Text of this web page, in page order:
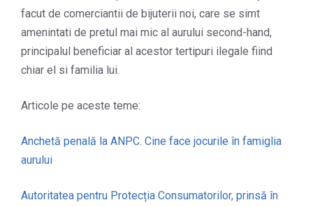
facut de comerciantii de bijuterii noi, care se simt
amenintati de pretul mai mic al aurului second-hand,
principalul beneficiar al acestor tertipuri ilegale fiind
chiar el si familia lui.
Articole pe aceste teme:
Anchetă penală la ANPC. Cine face jocurile în famiglia
aurului
Autoritatea pentru Protecția Consumatorilor, prinsă în